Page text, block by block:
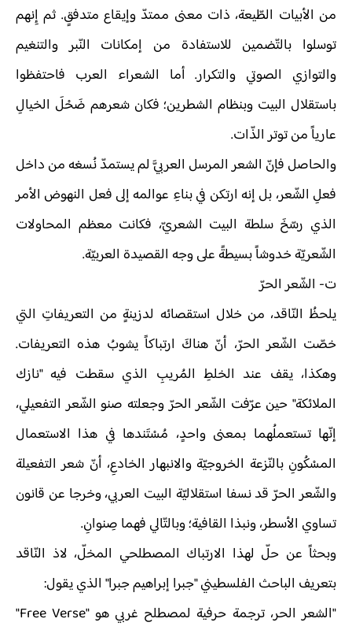
من الأبيات الطّيعة، ذات معنى ممتدّ وإيقاع متدفقٍ. ثم إِنهم
توسلوا بالتّضمين للاستفادة من إمكانات النّبر والتنغيم
والتوازي الصوتي والتكرار. أما الشعراء العرب فاحتفظوا
باستقلال البيت وبنظام الشطرين؛ فكان شعرهم ضَحْلَ الخيالِ
عارياً من توتر الذّات.
والحاصل فإنّ الشعر المرسل العربيَّ لم يستمدّ نُسغه من داخل
فعلِ الشّعر، بل إنه ارتكن في بناءِ عوالمه إلى فعل النهوض الأمر
الذي رسّخَ سلطة البيت الشعريّ، فكانت معظم المحاولات
الشّعريّة خدوشاً بسيطةً على وجه القصيدة العربيّة.
ت‌- الشّعر الحرّ
يلحظُ النّاقد، من خلال استقصائه لدزينةٍ من التعريفاتِ التي
خصّت الشّعر الحرّ، أنّ هناكَ ارتباكاً يشوبُ هذه التعريفات.
وهكذا، يقف عند الخلطِ المُريبِ الذي سقطت فيه "نازك
الملائكة" حين عرّفت الشّعر الحرّ وجعلته صنو الشّعر التفعيلي،
إنّها تستعملُهما بمعنى واحدٍ، مُسْتَندها في هذا الاستعمال
المسْكُونِ بالنّزعة الخروجيّة والانبهار الخادعِ، أنّ شعر التفعيلة
والشّعر الحرّ قد نسفا استقلاليّة البيت العربي، وخرجا عن قانون
تساوي الأسطر، ونبذا القافية؛ وبالتّالي فهما صِنوانِ.
وبحثاً عن حلّ لهذا الارتباك المصطلحي المخلّ، لاذ النّاقد
بتعريف الباحث الفلسطيني "جبرا إبراهيم جبرا" الذي يقول:
"الشعر الحر، ترجمة حرفية لمصطلح غربي هو "Free Verse"